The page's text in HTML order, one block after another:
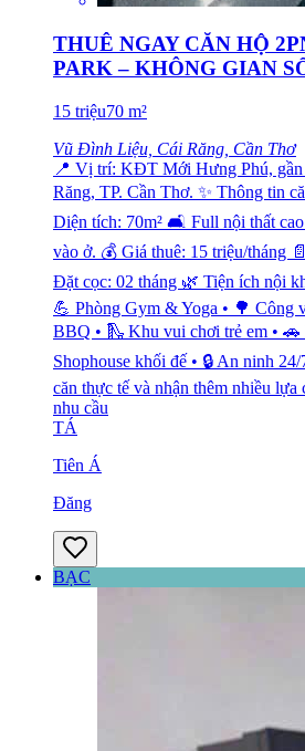
THUÊ NGAY CĂN HỘ
PARK – KHÔNG GIAN
15 triệu70 m²
Vũ Đình Liệu, Cái Răng, Cần Thơ
📍 Vị trí: KĐT Mới Hưng Phú,
Răng, TP. Cần Thơ. ✨ Thông tin
Diện tích: 70m² 🛋️ Full nội thất
vào ở. 💰 Giá thuê: 15 triệu/tháng
Đặt cọc: 02 tháng 🌿 Tiện ích nội
💪 Phòng Gym & Yoga • 🌳 Công
BBQ • 🛝 Khu vui chơi trẻ em •
Shophouse khối đế • 🔒 An ninh
căn thực tế và nhận thêm nhiều
nhu cầu
TÁ
Tiên Á
Đăng
BẠC